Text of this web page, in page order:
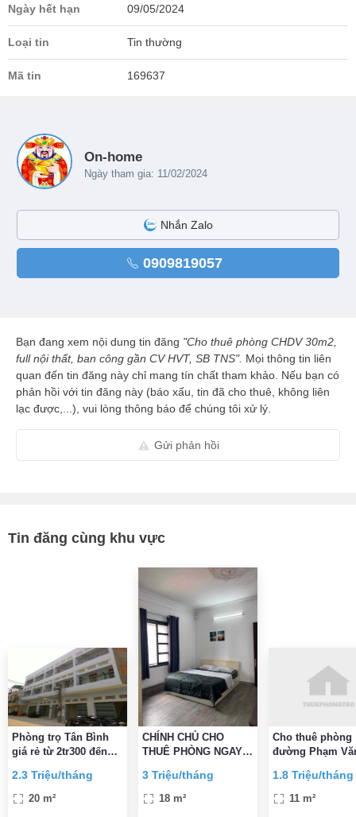
Ngày hết hạn 09/05/2024
Loại tin Tin thường
Mã tin 169637
On-home
Ngày tham gia: 11/02/2024
Nhắn Zalo
0909819057
Bạn đang xem nội dung tin đăng "Cho thuê phòng CHDV 30m2,
full nội thất, ban công gần CV HVT, SB TNS". Mọi thông tin liên
quan đến tin đăng này chỉ mang tín chất tham khảo. Nếu bạn có
phản hồi với tin đăng này (báo xấu, tin đã cho thuê, không liên
lạc được,...), vui lòng thông báo để chúng tôi xử lý.
Gửi phản hồi
Tin đăng cùng khu vực
Phòng trọ Tân Bình
giá rẻ từ 2tr300 đến
2.3 Triệu/tháng
20 m²
CHÍNH CHỦ CHO
THUÊ PHÒNG NGAY
ĐẦY ĐỦ TIỆN
NGHI,VỆ SINH TRONG
3 Triệu/tháng
18 m²
Cho thuê phòng
đường Phạm
Bình gần CMT8
Bình
1.8 Triệu/tháng
11 m²